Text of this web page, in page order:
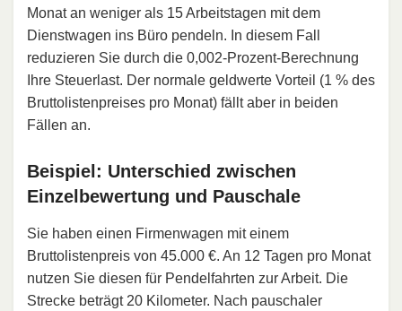
Monat an weniger als 15 Arbeitstagen mit dem
Dienstwagen ins Büro pendeln. In diesem Fall
reduzieren Sie durch die 0,002-Prozent-Berechnung
Ihre Steuerlast. Der normale geldwerte Vorteil (1 % des
Bruttolistenpreises pro Monat) fällt aber in beiden
Fällen an.
Beispiel: Unterschied zwischen
Einzelbewertung und Pauschale
Sie haben einen Firmenwagen mit einem
Bruttolistenpreis von 45.000 €. An 12 Tagen pro Monat
nutzen Sie diesen für Pendelfahrten zur Arbeit. Die
Strecke beträgt 20 Kilometer. Nach pauschaler